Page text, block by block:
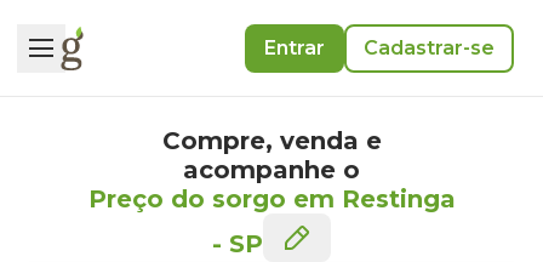
Entrar Cadastrar-se
Compre, venda e
acompanhe o
Preço do sorgo em Restinga
- SP